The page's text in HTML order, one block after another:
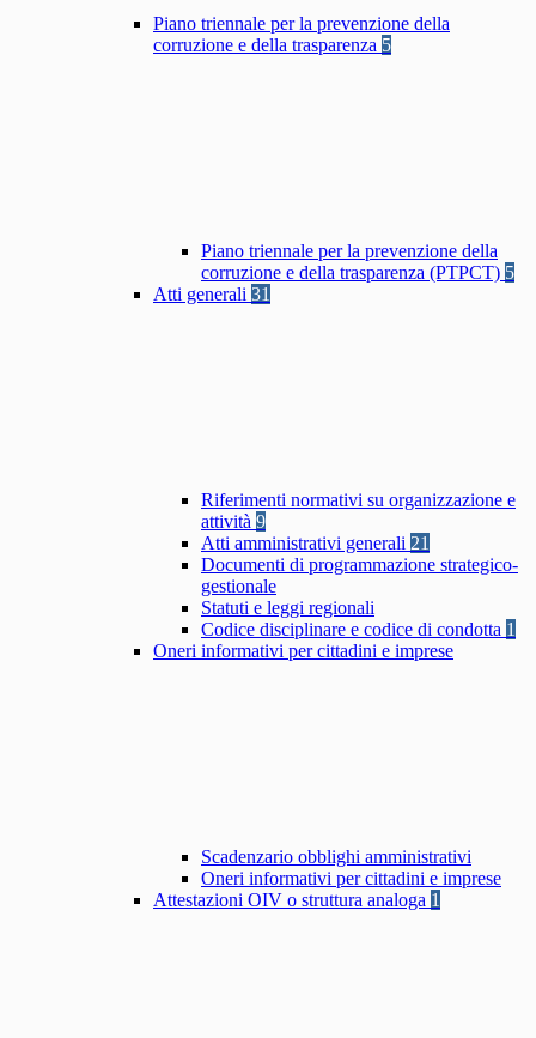
Piano triennale per la prevenzione della
corruzione e della trasparenza 5
Piano triennale per la prevenzione della
corruzione e della trasparenza (PTPCT) 5
Atti generali 31
Riferimenti normativi su organizzazione e
attività 9
Atti amministrativi generali 21
Documenti di programmazione strategico-
gestionale
Statuti e leggi regionali
Codice disciplinare e codice di condotta 1
Oneri informativi per cittadini e imprese
Scadenzario obblighi amministrativi
Oneri informativi per cittadini e imprese
Attestazioni OIV o struttura analoga 1